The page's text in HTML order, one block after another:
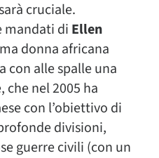
cruciale.
mandati di Ellen
donna africana
con alle spalle una
nel 2005 ha
con l’obiettivo di
divisioni,
guerre civili (con un